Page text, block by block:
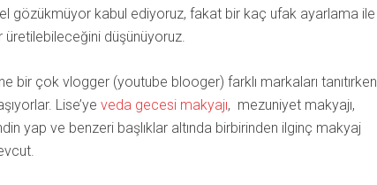
gözükmüyor kabul ediyoruz, fakat bir kaç ufak ayarlama ile
düşünüyoruz.
bir çok vlogger (youtube blooger) farklı markaları tanıtırken
Lise’ye veda gecesi makyajı, mezuniyet makyajı,
yap ve benzeri başlıklar altında birbirinden ilginç makyaj